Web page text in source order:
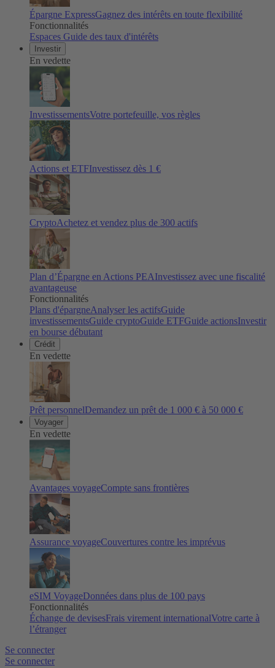
Épargne ExpressGagnez des intérêts en toute flexibilité
Fonctionnalités
Espaces Guide des taux d'intérêts
Investir
En vedette
InvestissementsVotre portefeuille, vos règles
Actions et ETFInvestissez dès 1 €
CryptoAchetez et vendez plus de 300 actifs
Plan d’Épargne en Actions PEAInvestissez avec une fiscalité
avantageuse
Fonctionnalités
Plans d'épargneAnalyser les actifsGuide
investissementsGuide cryptoGuide ETFGuide actionsInvestir
en bourse débutant
Crédit
En vedette
Prêt personnelDemandez un prêt de 1 000 € à 50 000 €
Voyager
En vedette
Avantages voyageCompte sans frontières
Assurance voyageCouvertures contre les imprévus
eSIM VoyageDonnées dans plus de 100 pays
Fonctionnalités
Échange de devisesFrais virement internationalVotre carte à
l’étranger
Se connecter
Se connecter